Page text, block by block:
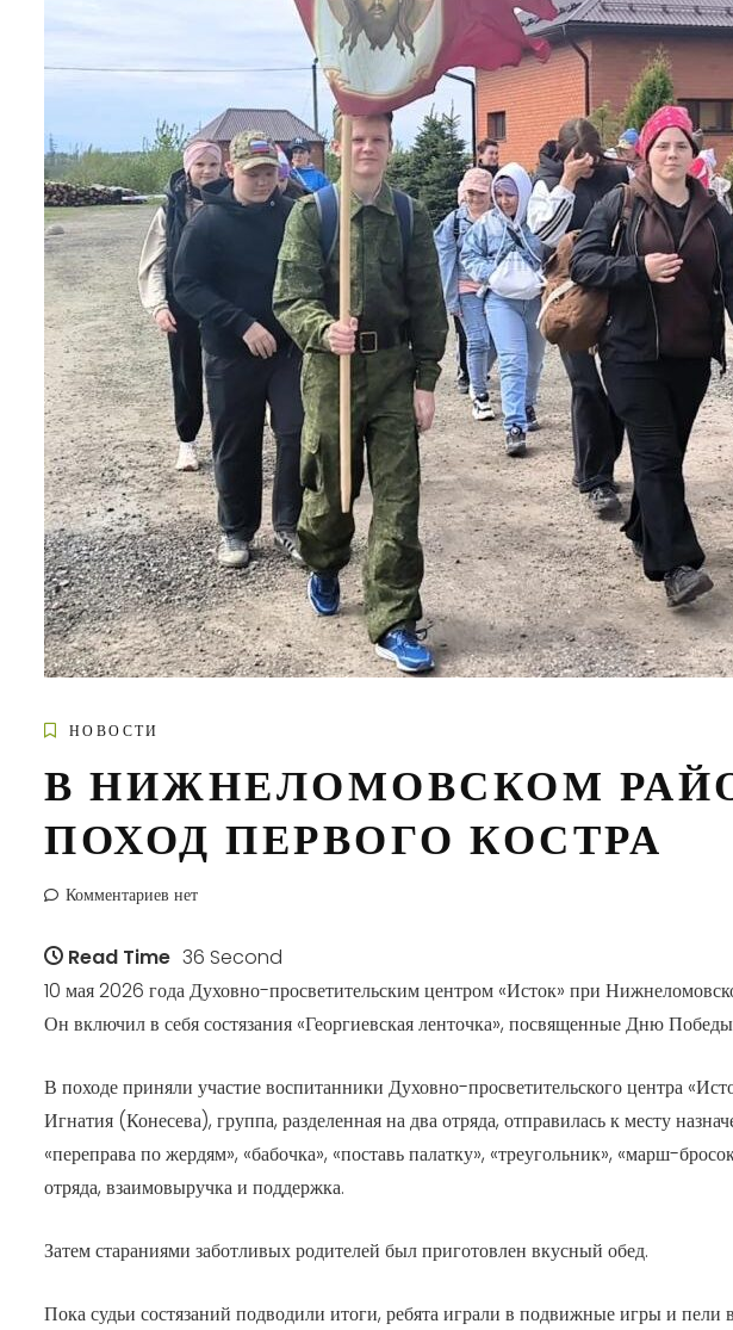
НОВОСТИ
В НИЖНЕЛОМОВСКОМ
ПОХОД ПЕРВОГО КОСТРА
Комментариев нет
Read Time 36 Second
10 мая 2026 года Духовно-просветительским центром «Исток» при
Он включил в себя состязания «Георгиевская ленточка», посвященные Дню
В походе приняли участие воспитанники Духовно-просветительского центра
Игнатия (Конесева), группа, разделенная на два отряда, отправилась к месту
«переправа по жердям», «бабочка», «поставь палатку», «треугольник», «марш-
отряда, взаимовыручка и поддержка.
Затем стараниями заботливых родителей был приготовлен вкусный обед.
Пока судьи состязаний подводили итоги, ребята играли в подвижные игры и пели